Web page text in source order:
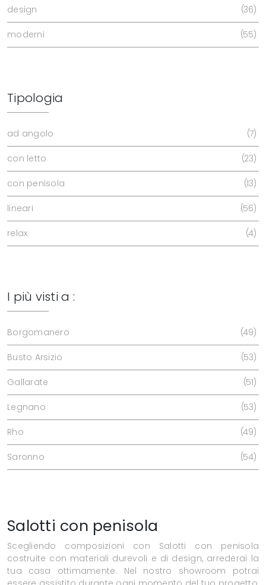
design 36
moderni 55
Tipologia
ad angolo 7
con letto 23
con penisola 13
lineari 56
relax 4
I più visti a :
Borgomanero 49
Busto Arsizio 53
Gallarate 51
Legnano 53
Rho 49
Saronno 54
Salotti con penisola
Scegliendo composizioni con Salotti con penisola
costruite con materiali durevoli e di design, arrederai la
tua casa ottimamente. Nel nostro showroom potrai